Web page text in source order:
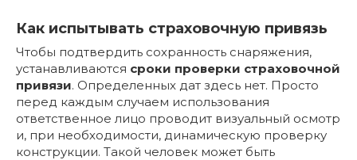
Как испытывать страховочную привязь
Чтобы подтвердить сохранность снаряжения,
устанавливаются сроки проверки страховочной
привязи. Определенных дат здесь нет. Просто
перед каждым случаем использования
ответственное лицо проводит визуальный осмотр
и, при необходимости, динамическую проверку
конструкции. Такой человек может быть